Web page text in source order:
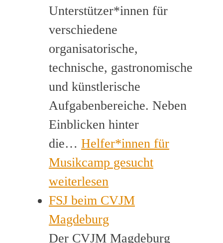
Unterstützer*innen für
verschiedene
organisatorische,
technische, gastronomische
und künstlerische
Aufgabenbereiche. Neben
Einblicken hinter
die… Helfer*innen für
Musikcamp gesucht
weiterlesen
FSJ beim CVJM
Magdeburg
Der CVJM Magdeburg